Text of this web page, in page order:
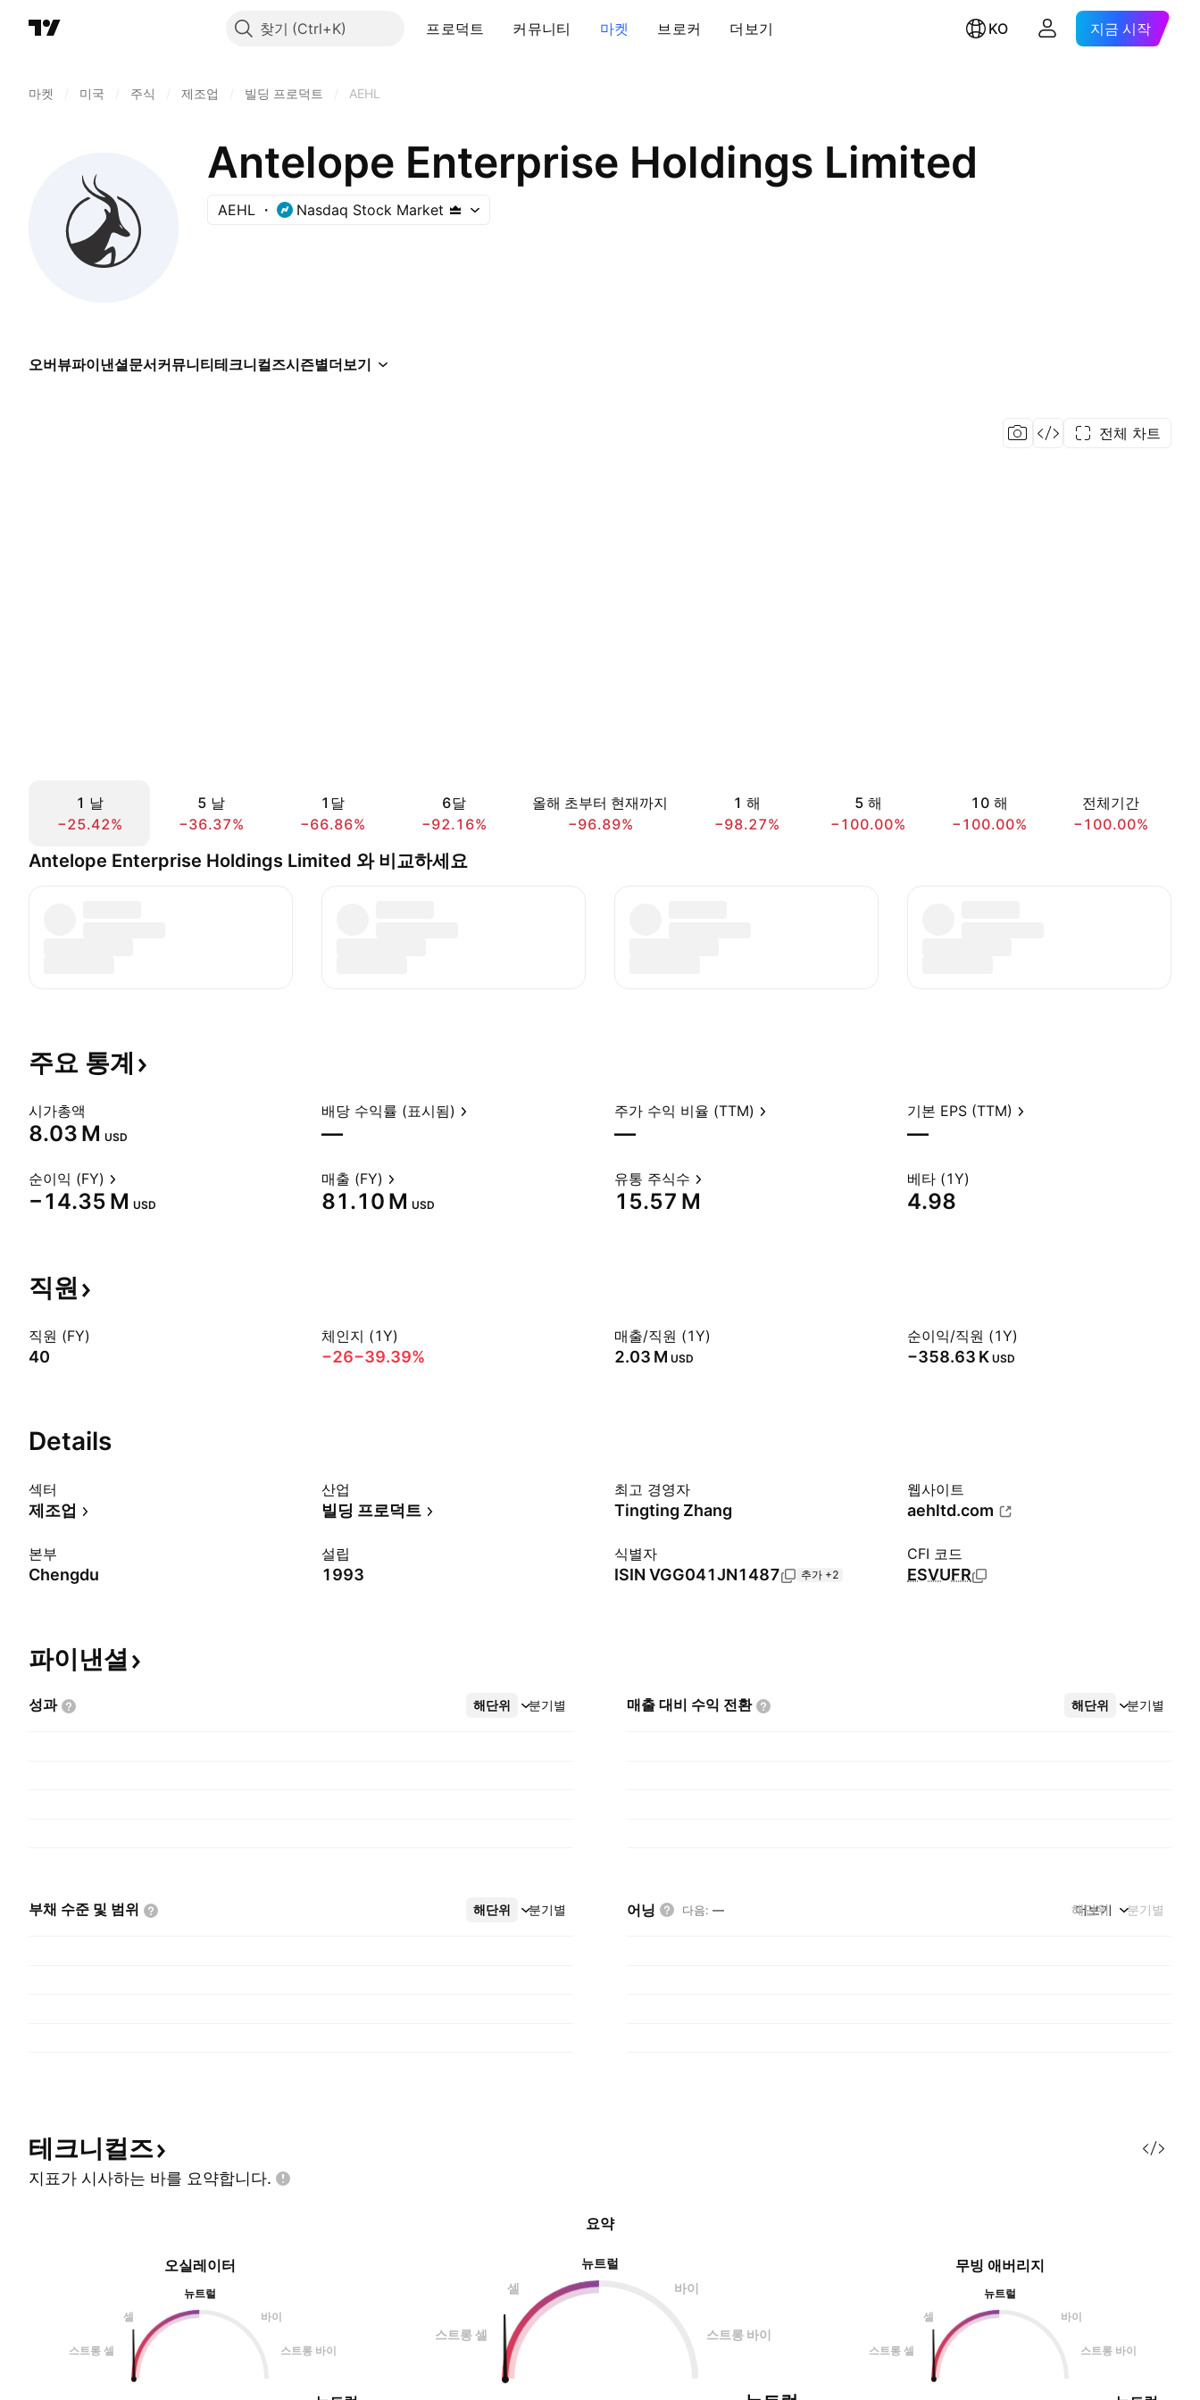
찾기 프로덕트 커뮤니티 마켓 브로커 더보기 KO 지금 시작
마켓 미국 주식 제조업 빌딩 프로덕트 AEHL
Antelope Enterprise Holdings Limited
AEHL Nasdaq Stock Market
오버뷰파이낸셜문서커뮤니티테크니컬즈시즌별더보기
전체 차트
1 날
−25.42%
5 날
−36.37%
1달
−66.86%
6달
−92.16%
올해 초부터 현재까지
−96.89%
1 해
−98.27%
5 해
−100.00%
10 해
−100.00%
전체기간
−100.00%
Antelope Enterprise Holdings Limited 와 비교하세요
주요 통계
시가총액
‪8.03 M‬ USD
배당 수익률 (표시됨)
—
주가 수익 비율 (TTM)
—
기본 EPS (TTM)
—
순이익 (FY)
‪−14.35 M‬ USD
매출 (FY)
‪81.10 M‬ USD
유통 주식수
‪15.57 M‬
베타 (1Y)
4.98
직원
직원 (FY)
40
체인지 (1Y)
−26−39.39%
매출/직원 (1Y)
‪2.03 M‬ USD
순이익/직원 (1Y)
‪−358.63 K‬ USD
Details
섹터
제조업
산업
빌딩 프로덕트
최고 경영자
Tingting Zhang
웹사이트
aehltd.com
본부
Chengdu
설립
1993
식별자
ISIN VGG041JN1487 추가 +2
CFI 코드
ESVUFR
파이낸셜
성과 해단위 분기별
더보기 매출 대비 수익 전환 해단위 분기별
더보기
부채 수준 및 범위 해단위 분기별
더보기 어닝 다음: — 해단위 분기별
더보기
테크니컬즈
지표가 시사하는 바를 요약합니다.
오실레이터
뉴트럴
셀
바이
스트롱 셀 스트롱 바이
요약
뉴트럴
셀
바이
스트롱 셀 스트롱 바이
무빙 애버리지
뉴트럴
셀
바이
스트롱 셀 스트롱 바이